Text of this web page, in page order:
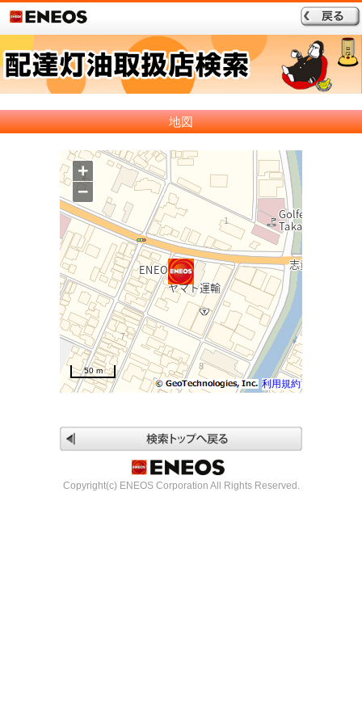
地図
利用規約
+
−
50 m
Copyright(c) ENEOS Corporation All Rights Reserved.